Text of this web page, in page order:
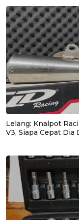
Lelang: Knalpot
V3, Siapa Cepat Dia